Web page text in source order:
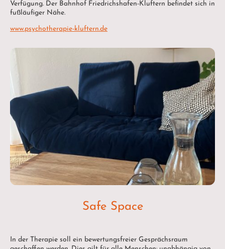
Verfügung. Der Bahnhof Friedrichshafen-Kluftern befindet sich in
fußläufiger Nähe.
www.psychotherapie-kluftern.de
Safe Space
In der Therapie soll ein bewertungsfreier Gesprächsraum